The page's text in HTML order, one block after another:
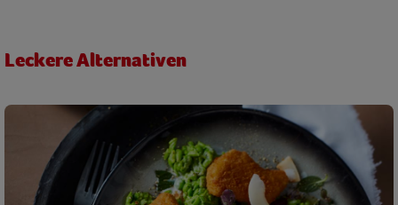
Leckere Alternativen